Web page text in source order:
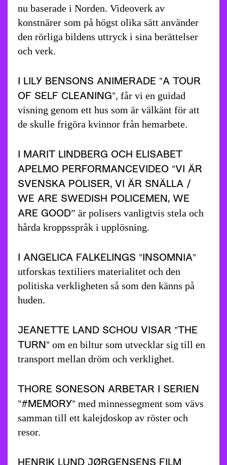
nu baserade i Norden. Videoverk av
konstnärer som på högst olika sätt använder
den rörliga bildens uttryck i sina berättelser
och verk.
I LILY BENSONS ANIMERADE ”A TOUR
OF SELF CLEANING”, får vi en guidad
visning genom ett hus som är välkänt för att
de skulle frigöra kvinnor från hemarbete.
I MARIT LINDBERG OCH ELISABET
APELMO PERFORMANCEVIDEO ”VI ÄR
SVENSKA POLISER, VI ÄR SNÄLLA /
WE ARE SWEDISH POLICEMEN, WE
ARE GOOD” är polisers vanligtvis stela och
hårda kroppsspråk i upplösning.
I ANGELICA FALKELINGS ”INSOMNIA”
utforskas textiliers materialitet och den
politiska verkligheten så som den känns på
huden.
JEANETTE LAND SCHOU VISAR ”THE
TURN” om en biltur som utvecklar sig till en
transport mellan dröm och verklighet.
THORE SONESON ARBETAR I SERIEN
”#MEMORY” med minnessegment som vävs
samman till ett kalejdoskop av röster och
resor.
HENRIK LUND JØRGENSENS FILM